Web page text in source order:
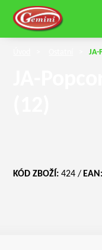
JA-
KÓD ZBOŽÍ: 424 EAN: